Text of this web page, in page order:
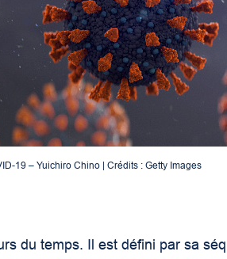
19 – Yuichiro Chino Crédits : Getty Images
du temps. Il est défini par sa